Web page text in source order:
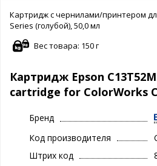
Картридж с чернилами/принтером
Series (голубой), 50,0 мл
Вес товара: 150 г
Картридж Epson
cartridge for ColorWorks
Бренд
Код производителя
Штрих код